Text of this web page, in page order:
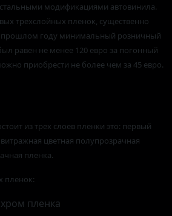
модификациями автовинила.
трехслойных пленок, существенно
прошлом году минимальный розничный
равен не менее 120 евро за погонный
приобрести не более чем за 45 евро.
из трех слоев пленки это: первый
цветная полупрозрачная
пленка.
пленок: